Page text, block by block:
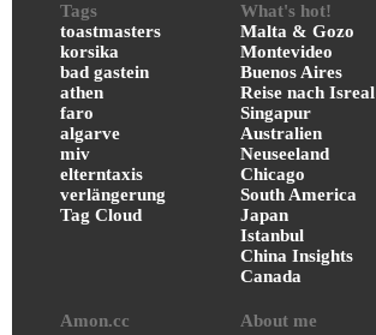
Tags
toastmasters
korsika
bad gastein
athen
faro
algarve
miv
elterntaxis
verlängerung
Tag Cloud
What's hot!
Malta & Gozo
Montevideo
Buenos Aires
Reise nach Isreal
Singapur
Australien
Neuseeland
Chicago
South America
Japan
Istanbul
China Insights
Canada
Amon.cc
About me